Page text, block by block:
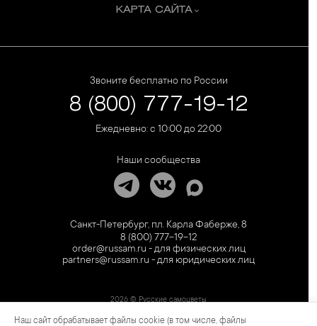
КАРТА САЙТА
Звоните бесплатно по России
8 (800) 777-19-12
Ежедневно: с 10:00 до 22:00
Наши сообщества
Санкт-Петербург, пл. Карла Фаберже, 8
8 (800) 777-19-12
order@russam.ru - для физических лиц
partners@russam.ru - для юридических лиц
2026 © Русские самоцветы
Предложение не является публичной офертой. Цены на сайте и в розничной сети
Наш сайт обрабатывает файлы cookie (в том числе, файлы